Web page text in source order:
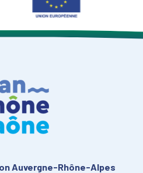
Auvergne-Rhône-Alpes